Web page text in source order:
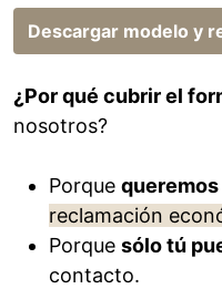
Descargar modelo y
¿Por qué cubrir el
nosotros?
Porque
reclamación
Porque sólo tú
contacto.